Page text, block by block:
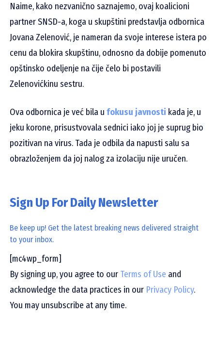
Naime, kako nezvanično saznajemo, ovaj koalicioni
partner SNSD-a, koga u skupštini predstavlja odbornica
Jovana Zelenović, je nameran da svoje interese istera po
cenu da blokira skupštinu, odnosno da dobije pomenuto
opštinsko odeljenje na čije čelo bi postavili
Zelenovićkinu sestru.
Ova odbornica je već bila u fokusu javnosti kada je, u
jeku korone, prisustvovala sednici iako joj je suprug bio
pozitivan na virus. Tada je odbila da napusti salu sa
obrazloženjem da joj nalog za izolaciju nije uručen.
Sign Up For Daily Newsletter
Be keep up! Get the latest breaking news delivered straight
to your inbox.
[mc4wp_form]
By signing up, you agree to our Terms of Use and
acknowledge the data practices in our Privacy Policy.
You may unsubscribe at any time.